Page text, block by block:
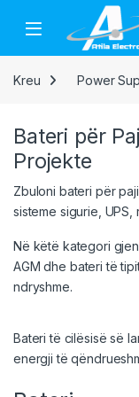
Skip to navigation
Open
Kreu Power
Bateri për
Projekte
Zbuloni bateri për
sisteme sigurie,
Në këtë kategori
AGM dhe bateri të
ndryshme.
Bateri të cilësisë së
energji të